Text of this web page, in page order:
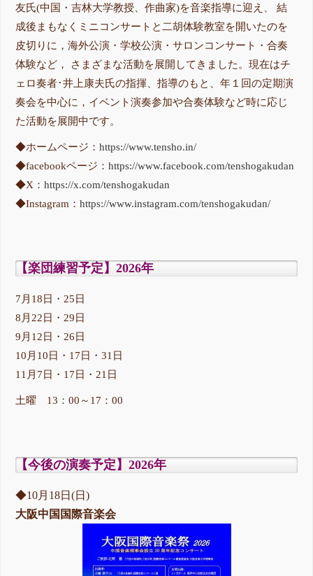
友氏(中国・吉林大学教授、作曲家)を音楽指導に迎え、 結
成後まもなくミニコンサートと二胡体験教室を開いたのを
皮切りに，海外公演・学校公演・サロンコンサート・合奏
体験など， さまざまな活動を展開してきました。現在はチ
ェロ奏者･井上康夫氏の指揮、指導のもと、年１回の定期演
奏会を中心に，イベント演奏参加や合奏体験など時に応じ
た活動を展開中です。
◆ホームページ：https://www.tensho.in/
◆facebookページ：https://www.facebook.com/tenshogakudan
◆X：https://x.com/tenshogakudan
◆Instagram：https://www.instagram.com/tenshogakudan/
【楽団練習予定】2026年
7月18日・25日
8月22日・29日
9月12日・26日
10月10日・17日・31日
11月7日・17日・21日
土曜 13：00～17：00
【今後の演奏予定】2026年
◆10月18日(日)
大阪中国国際音楽会